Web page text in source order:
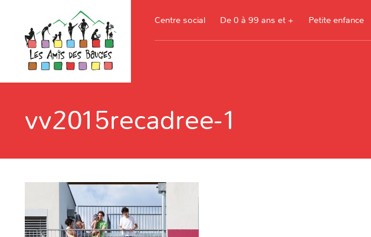
Centre social De 0 à 99 ans et + Petite enfance
vv2015recadree-1